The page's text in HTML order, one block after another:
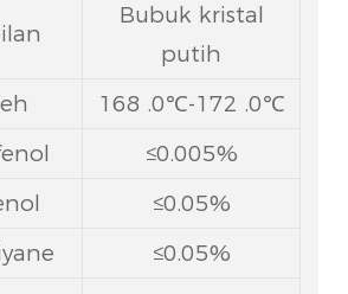
Bubuk kristal
putih
168 .0℃-172 .0℃
≤0.005%
≤0.05%
≤0.05%